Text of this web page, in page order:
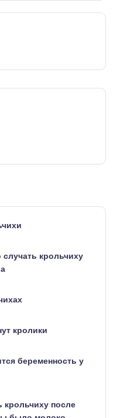
случать крольчиху
кролики
беременность у
крольчиху после